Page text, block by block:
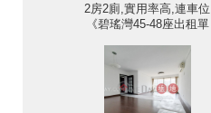
2房2廁,實用率高,連車位
《碧瑤灣45-48座出租單